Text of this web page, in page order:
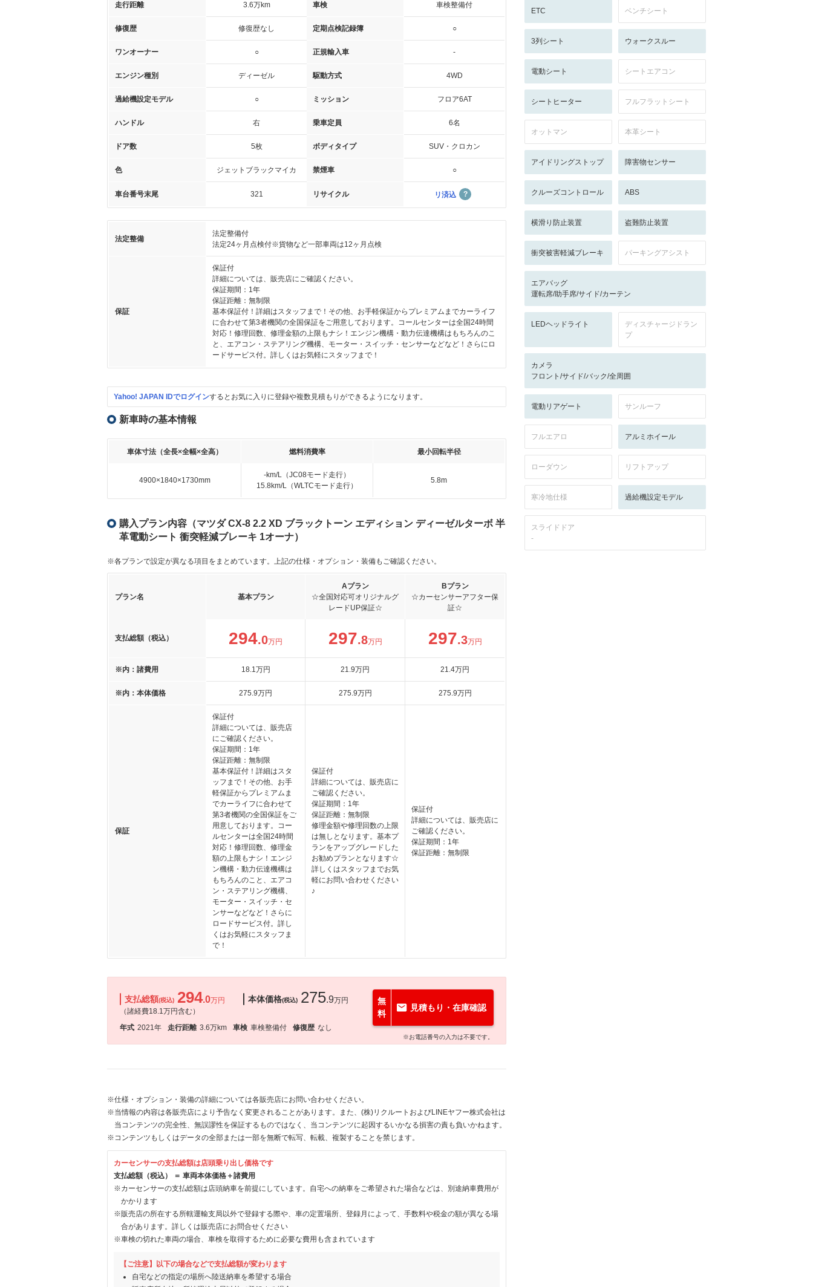
走行距離 3.6万km 車検 車検整備付
修復歴 修復歴なし 定期点検記録簿 ○
ワンオーナー ○ 正規輸入車 -
エンジン種別 ディーゼル 駆動方式 4WD
過給機設定モデル ○ ミッション フロア6AT
ハンドル 右 乗車定員 6名
ドア数 5枚 ボディタイプ SUV・クロカン
色 ジェットブラックマイカ 禁煙車 ○
車台番号末尾 321 リサイクル リ済込
法定整備
法定整備付
法定24ヶ月点検付※貨物など一部車両は12ヶ月点検
保証
保証付
詳細については、販売店にご確認ください。
保証期間：1年
保証距離：無制限
基本保証付！詳細はスタッフまで！その他、お手軽保証からプレミアムまでカーライフ
に合わせて第3者機関の全国保証をご用意しております。コールセンターは全国24時間
対応！修理回数、修理金額の上限もナシ！エンジン機構・動力伝達機構はもちろんのこ
と、エアコン・ステアリング機構、モーター・スイッチ・センサーなどなど！さらにロ
ードサービス付。詳しくはお気軽にスタッフまで！
Yahoo! JAPAN IDでログインするとお気に入りに登録や複数見積もりができるようになります。
新車時の基本情報
車体寸法（全長×全幅×全高） 燃料消費率 最小回転半径
4900×1840×1730mm
-km/L（JC08モード走行）
15.8km/L（WLTCモード走行）
5.8m
購入プラン内容（マツダ CX-8 2.2 XD ブラックトーン エディション ディーゼルターボ 半
革電動シート 衝突軽減ブレーキ 1オーナ）
※各プランで設定が異なる項目をまとめています。上記の仕様・オプション・装備もご確認ください。
プラン名 基本プラン
Aプラン
☆全国対応可オリジナルグ
レードUP保証☆
Bプラン
☆カーセンサーアフター保
証☆
支払総額（税込） 294.0万円 297.8万円 297.3万円
※内：諸費用 18.1万円 21.9万円 21.4万円
※内：本体価格 275.9万円 275.9万円 275.9万円
保証
保証付
詳細については、販売店
にご確認ください。
保証期間：1年
保証距離：無制限
基本保証付！詳細はスタ
ッフまで！その他、お手
軽保証からプレミアムま
でカーライフに合わせて
第3者機関の全国保証をご
用意しております。コー
ルセンターは全国24時間
対応！修理回数、修理金
額の上限もナシ！エンジ
ン機構・動力伝達機構は
もちろんのこと、エアコ
ン・ステアリング機構、
モーター・スイッチ・セ
ンサーなどなど！さらに
ロードサービス付。詳し
くはお気軽にスタッフま
で！
保証付
詳細については、販売店に
ご確認ください。
保証期間：1年
保証距離：無制限
修理金額や修理回数の上限
は無しとなります。基本プ
ランをアップグレードした
お勧めプランとなります☆
詳しくはスタッフまでお気
軽にお問い合わせください
♪
保証付
詳細については、販売店に
ご確認ください。
保証期間：1年
保証距離：無制限
支払総額(税込) 294.0万円
（諸経費18.1万円含む）
本体価格(税込) 275.9万円
年式 2021年 走行距離 3.6万km 車検 車検整備付 修復歴 なし
無
料
見積もり・在庫確認
※お電話番号の入力は不要です。
※仕様・オプション・装備の詳細については各販売店にお問い合わせください。
※当情報の内容は各販売店により予告なく変更されることがあります。また、(株)リクルートおよびLINEヤフー株式会社は
当コンテンツの完全性、無誤謬性を保証するものではなく、当コンテンツに起因するいかなる損害の責も負いかねます。
※コンテンツもしくはデータの全部または一部を無断で転写、転載、複製することを禁じます。
カーセンサーの支払総額は店頭乗り出し価格です
支払総額（税込） ＝ 車両本体価格＋諸費用
※カーセンサーの支払総額は店頭納車を前提にしています。自宅への納車をご希望された場合などは、別途納車費用が
かかります
※販売店の所在する所轄運輸支局以外で登録する際や、車の定置場所、登録月によって、手数料や税金の額が異なる場
合があります。詳しくは販売店にお問合せください
※車検の切れた車両の場合、車検を取得するために必要な費用も含まれています
【ご注意】以下の場合などで支払総額が変わります
自宅などの指定の場所へ陸送納車を希望する場合
ETC ベンチシート
3列シート ウォークスルー
電動シート シートエアコン
シートヒーター フルフラットシート
オットマン 本革シート
アイドリングストップ 障害物センサー
クルーズコントロール ABS
横滑り防止装置 盗難防止装置
衝突被害軽減ブレーキ パーキングアシスト
エアバッグ
運転席/助手席/サイド/カーテン
LEDヘッドライト
ディスチャージドラン
プ
カメラ
フロント/サイド/バック/全周囲
電動リアゲート サンルーフ
フルエアロ アルミホイール
ローダウン リフトアップ
寒冷地仕様 過給機設定モデル
スライドドア
-